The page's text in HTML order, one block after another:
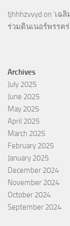
tjhhhzvvyd on ‘เฉ
ร่วมดินเนอร์พรรค
Archives
July 2025
June 2025
May 2025
April 2025
March 2025
February 2025
January 2025
December 2024
November 2024
October 2024
September 2024